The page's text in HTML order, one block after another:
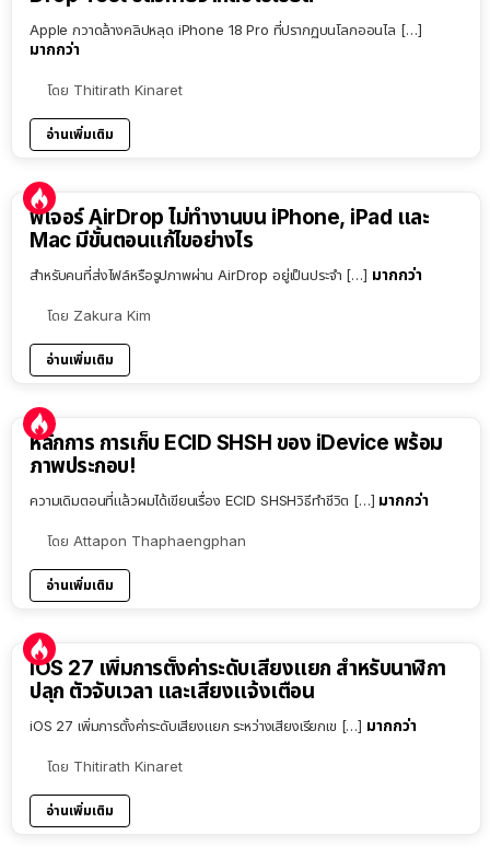
Apple กวาดล้างคลิปหลุด iPhone 18 Pro ที่ปรากฏบนโลกออนไล […]
มากกว่า
โดย Thitirath Kinaret
อ่านเพิ่มเติม
ฟีเจอร์ AirDrop ไม่ทำงานบน iPhone, iPad และ
Mac มีขั้นตอนแก้ไขอย่างไร
สำหรับคนที่ส่งไฟล์หรือรูปภาพผ่าน AirDrop อยู่เป็นประจำ […] มากกว่า
โดย Zakura Kim
อ่านเพิ่มเติม
หลักการ การเก็บ ECID SHSH ของ iDevice พร้อม
ภาพประกอบ!
ความเดิมตอนที่แล้วผมได้เขียนเรื่อง ECID SHSHวิธีทำชีวิต […] มากกว่า
โดย Attapon Thaphaengphan
อ่านเพิ่มเติม
iOS 27 เพิ่มการตั้งค่าระดับเสียงแยก สำหรับนาฬิกา
ปลุก ตัวจับเวลา และเสียงแจ้งเตือน
iOS 27 เพิ่มการตั้งค่าระดับเสียงแยก ระหว่างเสียงเรียกเข […] มากกว่า
โดย Thitirath Kinaret
อ่านเพิ่มเติม